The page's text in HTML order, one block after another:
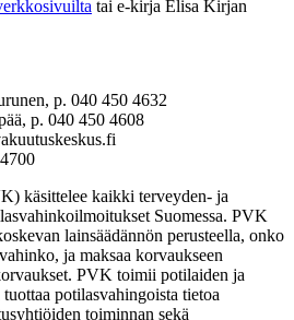
tai e-kirja Elisa Kirjan
p. 040 450 4632
p. 040 450 4608
käsittelee kaikki terveyden- ja
Suomessa. PVK
lainsäädännön perusteella, onko
ja maksaa korvaukseen
PVK toimii potilaiden ja
potilasvahingoista tietoa
toiminnan sekä